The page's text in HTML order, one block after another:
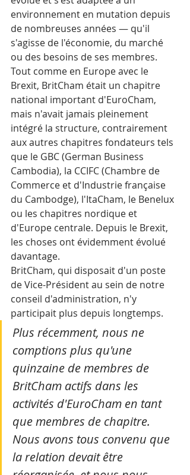
environnement en mutation depuis
de nombreuses années — qu'il
s'agisse de l'économie, du marché
ou des besoins de ses membres.
Tout comme en Europe avec le
Brexit, BritCham était un chapitre
national important d'EuroCham,
mais n'avait jamais pleinement
intégré la structure, contrairement
aux autres chapitres fondateurs tels
que le GBC (German Business
Cambodia), la CCIFC (Chambre de
Commerce et d'Industrie française
du Cambodge), l'ItaCham, le Benelux
ou les chapitres nordique et
d'Europe centrale. Depuis le Brexit,
les choses ont évidemment évolué
davantage.
BritCham, qui disposait d'un poste
de Vice-Président au sein de notre
conseil d'administration, n'y
participait plus depuis longtemps.
Plus récemment, nous ne
comptions plus qu'une
quinzaine de membres de
BritCham actifs dans les
activités d'EuroCham en tant
que membres de chapitre.
Nous avons tous convenu que
la relation devait être